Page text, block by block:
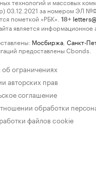
03.12.2021 за номером ЭЛ
пометкой «РБК».
18+
является информационное
Мосбиржа Санкт-
предоставлены Cbonds.
ограничениях
авторских прав
соглашение
обработки
файлов cookie